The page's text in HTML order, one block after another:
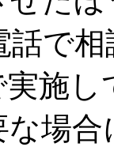
で
施
場